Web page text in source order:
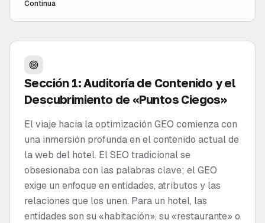
Continua
Sección 1: Auditoría de Contenido y el
Descubrimiento de «Puntos Ciegos»
El viaje hacia la optimización GEO comienza con
una inmersión profunda en el contenido actual de
la web del hotel. El SEO tradicional se
obsesionaba con las palabras clave; el GEO
exige un enfoque en entidades, atributos y las
relaciones que los unen. Para un hotel, las
entidades son su «habitación», su «restaurante» o